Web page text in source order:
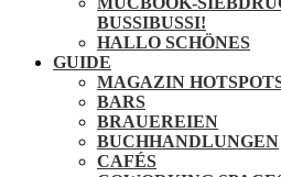
BUSSIBUSSI!
HALLO SCHÖNES
GUIDE
MAGAZIN
BARS
BRAUEREIEN
BUCHHANDLUNGEN
CAFÉS